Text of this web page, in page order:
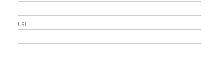
URL